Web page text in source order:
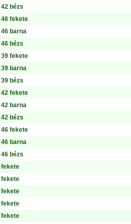
bézs
fekete
barna
bézs
fekete
barna
bézs
fekete
barna
bézs
fekete
barna
bézs
fekete
fekete
fekete
fekete
fekete